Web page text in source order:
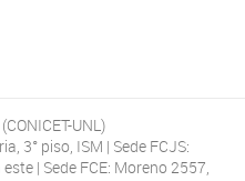
UNL)
3° piso, ISM | Sede FCJS:
| Sede FCE: Moreno 2557,